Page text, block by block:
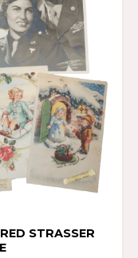
STRASSER